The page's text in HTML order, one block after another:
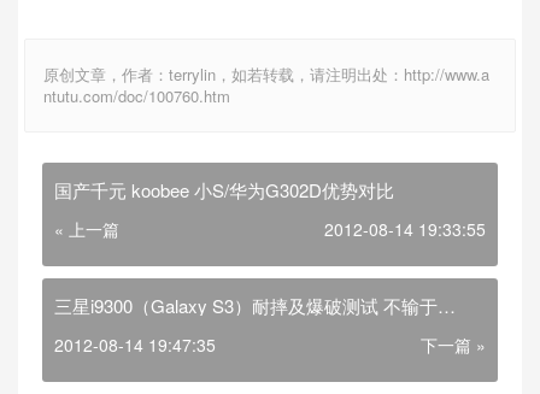
原创文章，作者：terrylin，如若转载，请注明出处：http://www.a
ntutu.com/doc/100760.htm
国产千元 koobee 小S/华为G302D优势对比
« 上一篇 2012-08-14 19:33:55
三星i9300（Galaxy S3）耐摔及爆破测试 不输于
2012-08-14 19:47:35 下一篇 »